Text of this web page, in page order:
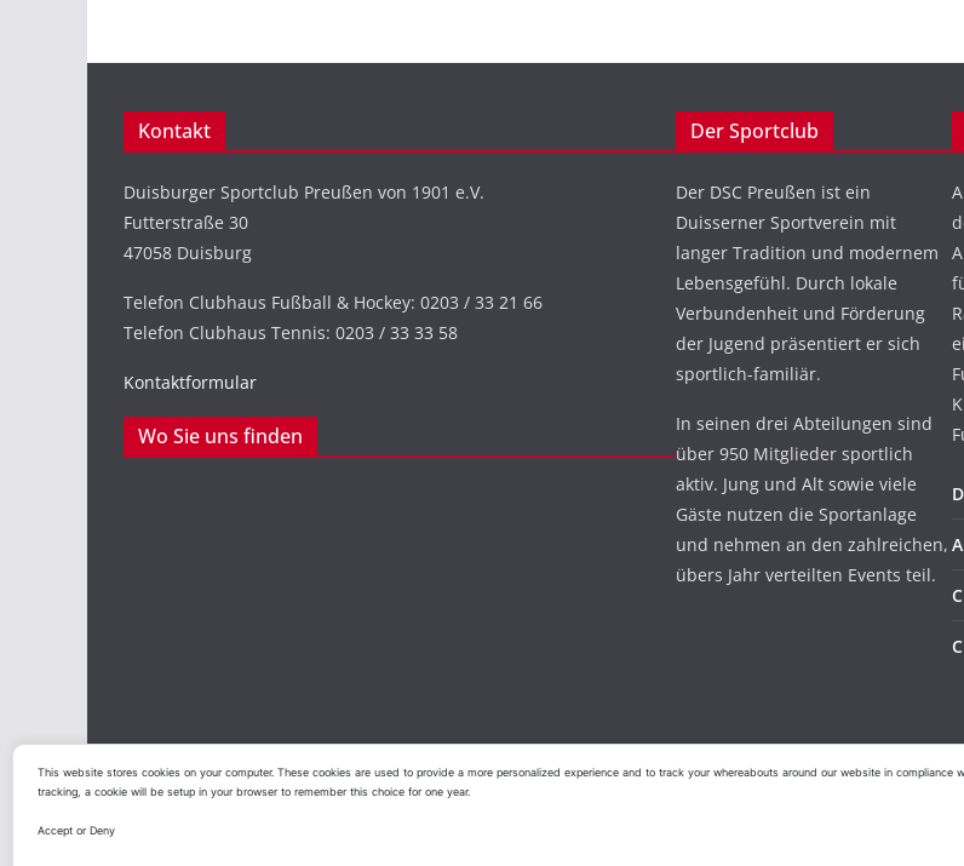
Kontakt
Duisburger Sportclub Preußen von 1901 e.V.
Futterstraße 30
47058 Duisburg
Telefon Clubhaus Fußball & Hockey: 0203 / 33 21 66
Telefon Clubhaus Tennis: 0203 / 33 33 58
Kontaktformular
Wo Sie uns finden
Der Sportclub
Der DSC Preußen ist ein
Duisserner Sportverein mit
langer Tradition und modernem
Lebensgefühl. Durch lokale
Verbundenheit und Förderung
der Jugend präsentiert er sich
sportlich-familiär.
In seinen drei Abteilungen sind
über 950 Mitglieder sportlich
aktiv. Jung und Alt sowie viele
Gäste nutzen die Sportanlage
und nehmen an den zahlreichen,
übers Jahr verteilten Events teil.
This website stores cookies on your computer. These cookies are used to provide a more personalized experience and to track your whereabouts around our website in compliance
tracking, a cookie will be setup in your browser to remember this choice for one year.
Accept or Deny